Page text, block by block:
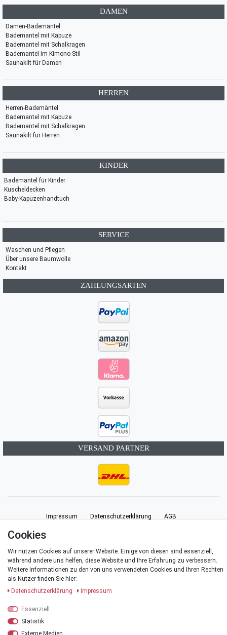
DAMEN
Damen-Bademäntel
Bademantel mit Kapuze
Bademantel mit Schalkragen
Bademantel im Kimono-Stil
Saunakilt für Damen
HERREN
Herren-Bademäntel
Bademantel mit Kapuze
Bademantel mit Schalkragen
Saunakilt für Herren
KINDER
Bademantel für Kinder
Kuscheldecken
Baby-Kapuzenhandtuch
SERVICE
Waschen und Pflegen
Über unsere Baumwolle
Kontakt
ZAHLUNGSARTEN
VERSAND PARTNER
Impressum Daten­schutz­erklärung AGB
Kontakt
Cookies
Wir nutzen Cookies auf unserer Website. Einige von diesen sind essenziell,
während andere uns helfen, diese Website und Ihre Erfahrung zu verbessern.
Weitere Informationen zu den von uns verwendeten Cookies und Ihren Rechten
als Nutzer finden Sie hier:
Daten­schutz­erklärung
Impressum
Essenziell
Statistik
Externe Medien